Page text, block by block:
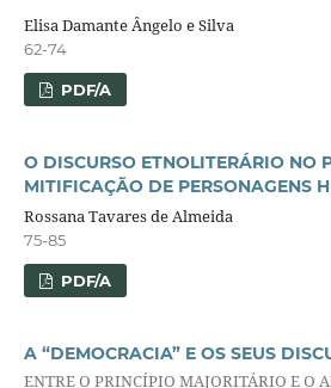
Elisa Damante Ângelo e Silva
62-74
PDF/A
O DISCURSO ETNOLITERÁRIO NO
MITIFICAÇÃO DE PERSONAGENS
Rossana Tavares de Almeida
75-85
PDF/A
A “DEMOCRACIA” E OS SEUS
ENTRE O PRINCÍPIO MAJORITÁRIO E O